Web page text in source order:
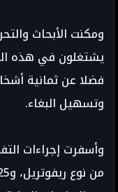
ومكنت الأبحاث
فضلا عن ثمانية
وتسهيل البغاء.